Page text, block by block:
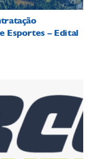
Esportes – Edital